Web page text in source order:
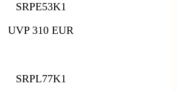
SRPE53K1
UVP 310 EUR
SRPL77K1